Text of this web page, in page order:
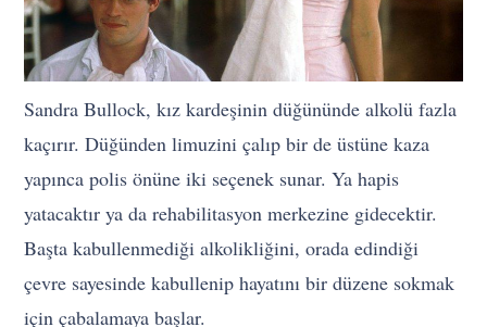
Sandra Bullock, kız kardeşinin düğününde alkolü fazla
kaçırır. Düğünden limuzini çalıp bir de üstüne kaza
yapınca polis önüne iki seçenek sunar. Ya hapis
yatacaktır ya da rehabilitasyon merkezine gidecektir.
Başta kabullenmediği alkolikliğini, orada edindiği
çevre sayesinde kabullenip hayatını bir düzene sokmak
için çabalamaya başlar.